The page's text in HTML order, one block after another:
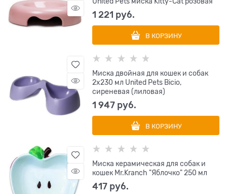
1 221 руб.
В КОРЗИНУ
Миска двойная для кошек и собак
2х230 мл United Pets Bicio,
сиреневая (лиловая)
1 947 руб.
В КОРЗИНУ
Миска керамическая для собак и
кошек Mr.Kranch "Яблочко" 250 мл
417 руб.